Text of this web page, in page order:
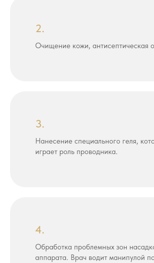
2.
Очищение кожи, антисептическая
3.
Нанесение специального геля,
играет роль проводника.
4.
Обработка проблемных зон
аппарата. Врач водит манипулой